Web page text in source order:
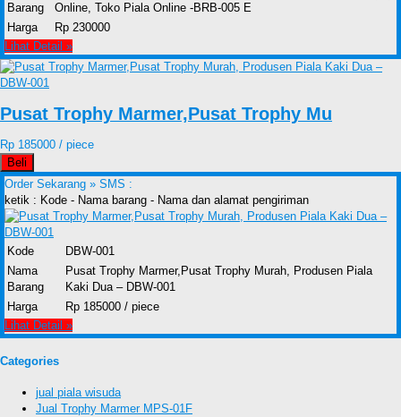
Barang
Online, Toko Piala Online -BRB-005 E
Harga
Rp 230000
Lihat Detail »
Pusat Trophy Marmer,Pusat Trophy Mu
Rp 185000 / piece
Beli
Order Sekarang » SMS :
ketik : Kode - Nama barang - Nama dan alamat pengiriman
Kode
DBW-001
Nama
Barang
Pusat Trophy Marmer,Pusat Trophy Murah, Produsen Piala
Kaki Dua – DBW-001
Harga
Rp 185000 / piece
Lihat Detail »
Categories
jual piala wisuda
Jual Trophy Marmer MPS-01F